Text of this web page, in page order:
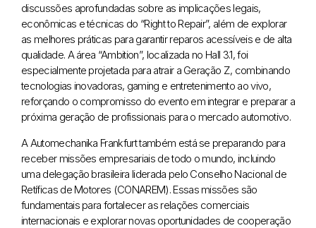
discussões aprofundadas sobre as implicações legais,
econômicas e técnicas do “Right to Repair”, além de explorar
as melhores práticas para garantir reparos acessíveis e de alta
qualidade. A área “Ambition”, localizada no Hall 3.1, foi
especialmente projetada para atrair a Geração Z, combinando
tecnologias inovadoras, gaming e entretenimento ao vivo,
reforçando o compromisso do evento em integrar e preparar a
próxima geração de profissionais para o mercado automotivo.
A Automechanika Frankfurt também está se preparando para
receber missões empresariais de todo o mundo, incluindo
uma delegação brasileira liderada pelo Conselho Nacional de
Retíficas de Motores (CONAREM). Essas missões são
fundamentais para fortalecer as relações comerciais
internacionais e explorar novas oportunidades de cooperação